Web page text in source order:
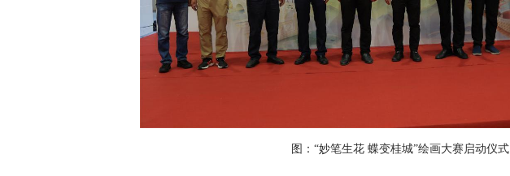
图：“妙笔生花 蝶变桂城”绘画大赛启动仪式